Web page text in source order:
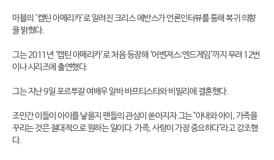
마블의 `캡틴 아메리카`로 알려진 크리스 에반스가 언론인터뷰를 통해 복귀 의향
을 밝혔다.
그는 2011년 ‘캡틴 아메리카’로 처음 등장해 ‘어벤져스:엔드게임’까지 무려 12번
이나 시리즈에 출연했다.
그는 지난 9일 포르투갈 여배우 알바 바프티스타와 비밀리에 결혼했다.
조만간 이들이 아이를 낳을지 팬들의 관심이 쏟아지자 그는 "아내와 아이, 가족을
꾸리는 것은 절대적으로 원하는 일이다. 가족, 사랑이 가장 중요하다"라고 강조했
다.